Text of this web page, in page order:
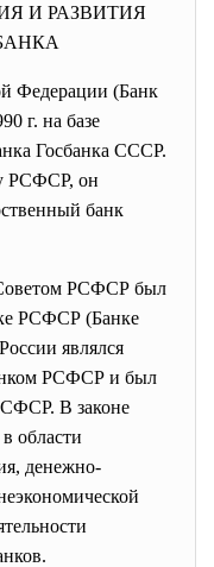
И РАЗВИТИЯ
Федерации (Банк
г. на базе
Госбанка СССР.
РСФСР, он
банк
РСФСР был
РСФСР (Банке
являлся
РСФСР и был
В законе
области
денежно-